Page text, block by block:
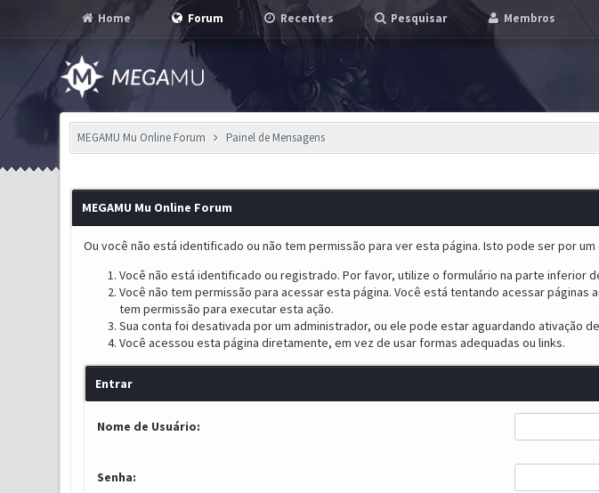
Home Forum Recentes Pesquisar Membros
MEGAMU Mu Online Forum Painel de Mensagens
MEGAMU Mu Online Forum
Ou você não está identificado ou não tem permissão para ver esta página. Isto pode ser por
Você não está identificado ou registrado. Por favor, utilize o formulário na parte inferior
Você não tem permissão para acessar esta página. Você está tentando acessar
tem permissão para executar esta ação.
Sua conta foi desativada por um administrador, ou ele pode estar aguardando ativação
Você acessou esta página diretamente, em vez de usar formas adequadas ou links.
Entrar
Nome de Usuário:
Senha: